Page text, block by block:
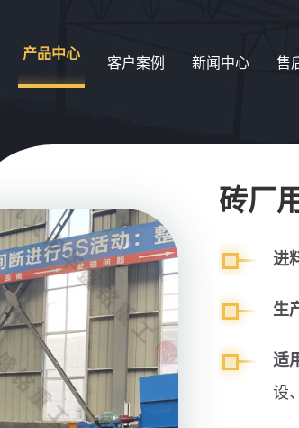
产品中心
客户案例 新闻中心 售
砖厂
进
生
适
设